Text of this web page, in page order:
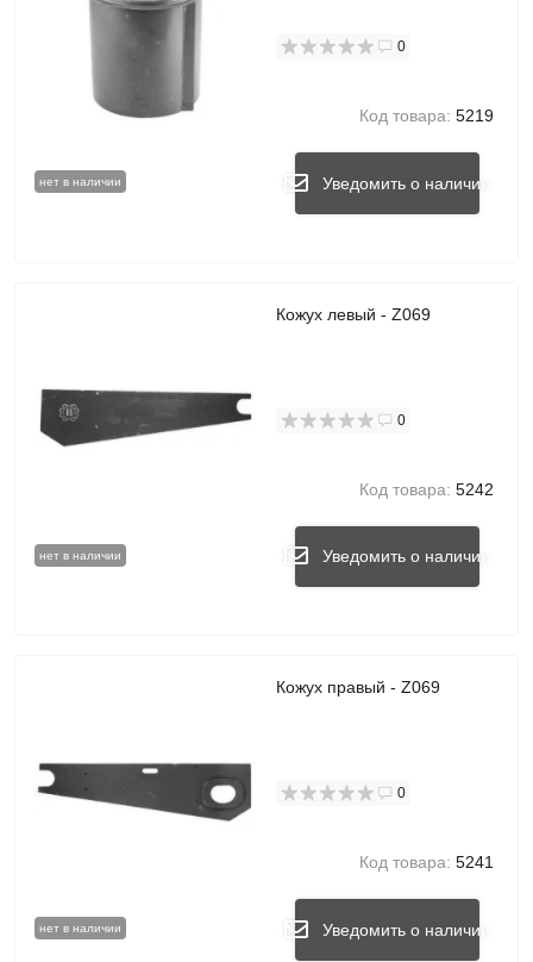
нет в наличии
0
Код товара: 5219
Уведомить о наличии
нет в наличии
Кожух левый - Z069
0
Код товара: 5242
Уведомить о наличии
нет в наличии
Кожух правый - Z069
0
Код товара: 5241
Уведомить о наличии